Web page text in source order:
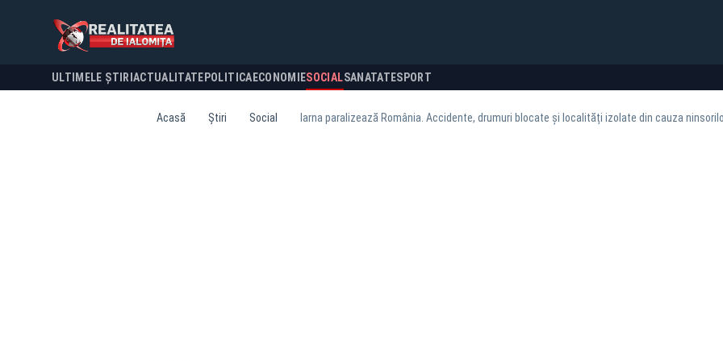
ULTIMELE ȘTIRI ACTUALITATE POLITICA ECONOMIESOCIALSANATATESPORT
Acasă Știri Social Iarna paralizează România. Accidente, drumuri blocate și localități izolate din cauza